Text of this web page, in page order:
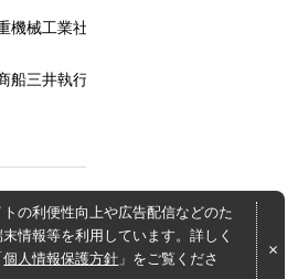
機械工業社
船三井執行
トの利便性向上や広告配信などのた
末情報等を利用しています。詳しく
個人情報保護方針 」をご覧くださ